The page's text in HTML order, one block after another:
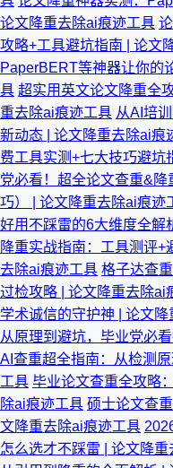
论文降重去除ai痕迹工具
攻略+工具避坑指南 | 论文
PaperBERT等神器让你的
具 超实用英文论文降重全
重去除ai痕迹工具 从AI培
新动态 | 论文降重去除ai痕
费工具实测+七大技巧避坑
党必看！超全论文查重&
巧） | 论文降重去除ai痕迹
好用不踩雷的6大维度全解
降重实战指南：工具测评
去除ai痕迹工具 格子达查
过检攻略 | 论文降重去除ai
学术诚信的守护神 | 论文
从原理到避坑，毕业党必
AI查重超全指南：从检测
工具 毕业论文查重全攻略
除ai痕迹工具 硕士论文查
文降重去除ai痕迹工具
怎么选才不踩雷 | 论文降